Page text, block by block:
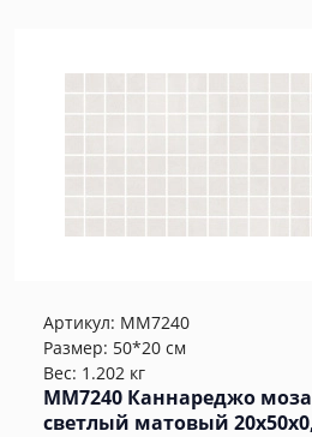
Артикул: MM7240
Размер: 50*20 см
Вес: 1.202 кг
MM7240 Каннареджо
светлый матовый